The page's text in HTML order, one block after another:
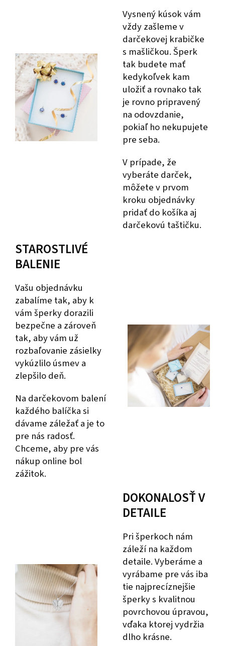
Vysnený kúsok vám
vždy zašleme v
darčekovej krabičke
s mašličkou. Šperk
tak budete mať
kedykoľvek kam
uložiť a rovnako tak
je rovno pripravený
na odovzdanie,
pokiaľ ho nekupujete
pre seba.
V prípade, že
vyberáte darček,
môžete v prvom
kroku objednávky
pridať do košíka aj
darčekovú taštičku.
STAROSTLIVÉ
BALENIE
Vašu objednávku
zabalíme tak, aby k
vám šperky dorazili
bezpečne a zároveň
tak, aby vám už
rozbaľovanie zásielky
vykúzlilo úsmev a
zlepšilo deň.
Na darčekovom balení
každého balíčka si
dávame záležať a je to
pre nás radosť.
Chceme, aby pre vás
nákup online bol
zážitok.
DOKONALOSŤ V
DETAILE
Pri šperkoch nám
záleží na každom
detaile. Vyberáme a
vyrábame pre vás iba
tie najprecíznejšie
šperky s kvalitnou
povrchovou úpravou,
vďaka ktorej vydržia
dlho krásne.